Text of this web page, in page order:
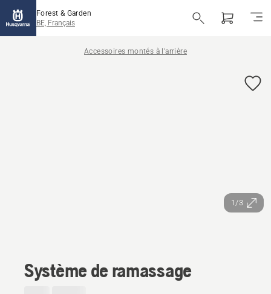
Forest & Garden
BE, Français
Accessoires montés à l'arrière
1/3
Système de ramassage